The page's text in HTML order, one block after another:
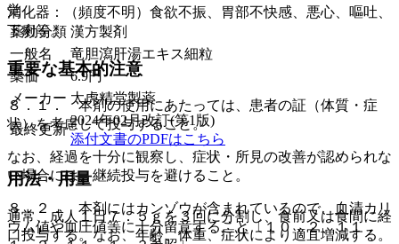
消化器：（頻度不明）食欲不振、胃部不快感、悪心、嘔吐、
下痢等。
重要な基本的注意
８．１． 本剤の使用にあたっては、患者の証（体質・症
状）を考慮して投与すること。
なお、経過を十分に観察し、症状・所見の改善が認められな
い場合には、継続投与を避けること。
８．２． 本剤にはカンゾウが含まれているので、血清カリ
ウム値や血圧値等に十分留意すること〔１０．２、１１．
覚
薬効分類 漢方製剤
一般名
竜胆瀉肝湯エキス細粒
薬価
6.9円
メーカー 太虎精堂製薬
最終更新
2024年02月改訂(第1版)
添付文書のPDFはこちら
用法・用量
通常、成人１日７．５ｇを３回に分割し、食前又は食間に経
口投与する。なお、年齢、体重、症状により適宜増減する。